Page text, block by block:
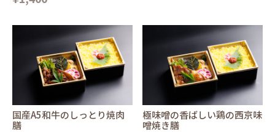
国産A5和牛のしっとり焼肉
膳
極味噌の香ばしい鶏の西京味
噌焼き膳